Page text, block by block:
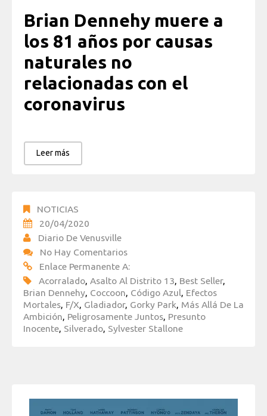
Brian Dennehy muere a
los 81 años por causas
naturales no
relacionadas con el
coronavirus
Leer más
NOTICIAS
20/04/2020
Diario De Venusville
No Hay Comentarios
Enlace Permanente A:
Acorralado, Asalto Al Distrito 13, Best Seller,
Brian Dennehy, Coccoon, Código Azul, Efectos
Mortales, F/X, Gladiador, Gorky Park, Más Allá De La
Ambición, Peligrosamente Juntos, Presunto
Inocente, Silverado, Sylvester Stallone